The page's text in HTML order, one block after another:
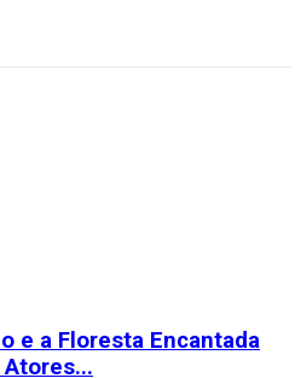
e a Floresta Encantada